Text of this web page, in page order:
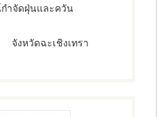
ำจัดฝุ่นและควัน
จังหวัดฉะเชิงเทรา